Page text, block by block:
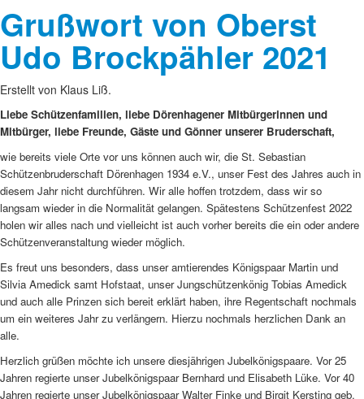
Grußwort von Oberst
Udo Brockpähler 2021
Erstellt von Klaus Liß.
Liebe Schützenfamilien, liebe Dörenhagener Mitbürgerinnen und
Mitbürger, liebe Freunde, Gäste und Gönner unserer Bruderschaft,
wie bereits viele Orte vor uns können auch wir, die St. Sebastian
Schützenbruderschaft Dörenhagen 1934 e.V., unser Fest des Jahres auch in
diesem Jahr nicht durchführen. Wir alle hoffen trotzdem, dass wir so
langsam wieder in die Normalität gelangen. Spätestens Schützenfest 2022
holen wir alles nach und vielleicht ist auch vorher bereits die ein oder andere
Schützenveranstaltung wieder möglich.
Es freut uns besonders, dass unser amtierendes Königspaar Martin und
Silvia Amedick samt Hofstaat, unser Jungschützenkönig Tobias Amedick
und auch alle Prinzen sich bereit erklärt haben, ihre Regentschaft nochmals
um ein weiteres Jahr zu verlängern. Hierzu nochmals herzlichen Dank an
alle.
Herzlich grüßen möchte ich unsere diesjährigen Jubelkönigspaare. Vor 25
Jahren regierte unser Jubelkönigspaar Bernhard und Elisabeth Lüke. Vor 40
Jahren regierte unser Jubelkönigspaar Walter Finke und Birgit Kersting geb.